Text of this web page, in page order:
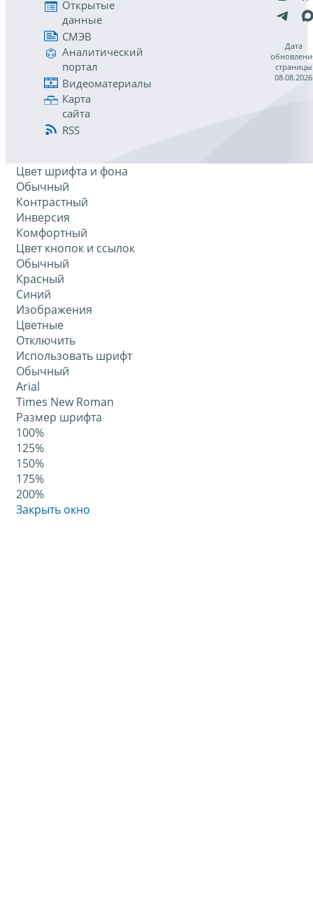
Открытые
данные
СМЭВ
Аналитический
портал
Видеоматериалы
Карта
сайта
RSS
Дата
страницы
08.08.2026
Цвет шрифта и фона
Обычный
Контрастный
Инверсия
Комфортный
Цвет кнопок и ссылок
Обычный
Красный
Синий
Изображения
Цветные
Отключить
Использовать шрифт
Обычный
Arial
Times New Roman
Размер шрифта
100%
125%
150%
175%
200%
Закрыть окно